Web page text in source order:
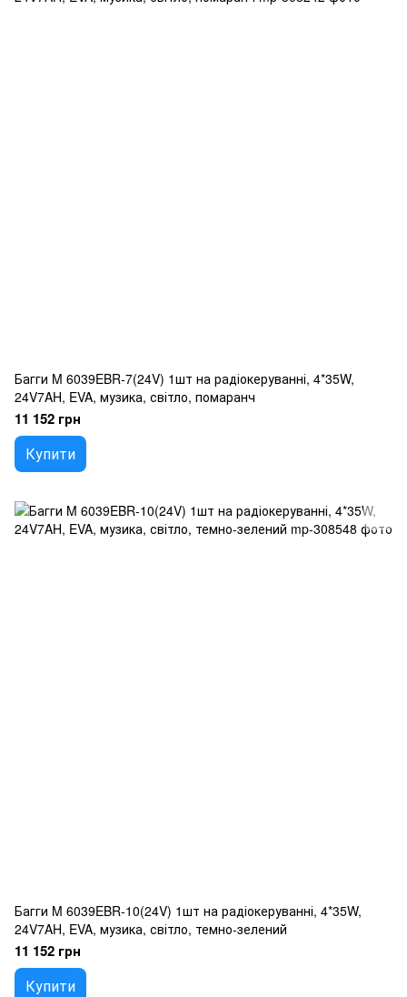
Багги M 6039EBR-7(24V) 1шт на радіокеруванні, 4*35W,
24V7AH, EVA, музика, світло, помаранч
11 152 грн
Купити
Багги M 6039EBR-10(24V) 1шт на радіокеруванні, 4*35W,
24V7AH, EVA, музика, світло, темно-зелений
11 152 грн
Купити